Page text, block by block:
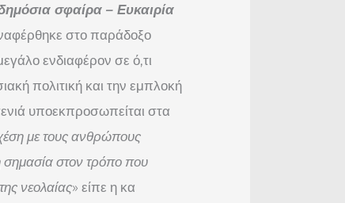
σφαίρα – Ευκαιρία
στο παράδοξο
ενδιαφέρον σε ό,τι
πολιτική και την εμπλοκή
υποεκπροσωπείται στα
με τους ανθρώπους
σημασία στον τρόπο που
νεολαίας» είπε η κα